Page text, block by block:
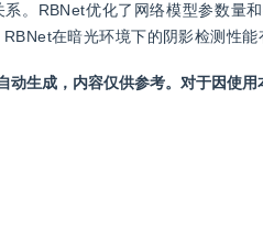
系。RBNet优化了网络模型参数量
在暗光环境下的阴影检测性能
动生成，内容仅供参考。对于因使